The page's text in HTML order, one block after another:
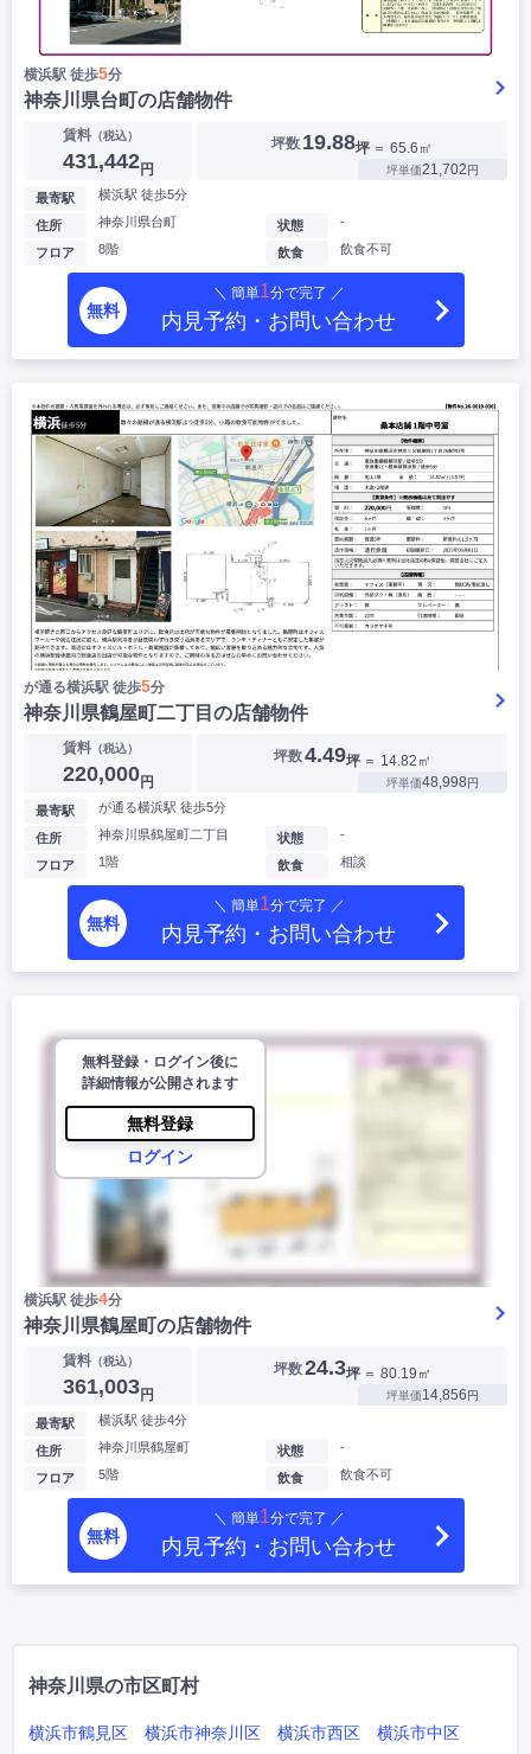
横浜駅 徒歩5分
神奈川県台町の店舗物件
賃料（税込）
431,442円
坪数 19.88坪 ＝ 65.6㎡
坪単価21,702円
最寄駅 横浜駅 徒歩5分
住所 神奈川県台町
フロア 8階
状態 -
飲食 飲食不可
無料
＼ 簡単1分で完了 ／
内見予約・お問い合わせ
が通る横浜駅 徒歩5分
神奈川県鶴屋町二丁目の店舗物件
賃料（税込）
220,000円
坪数4.49坪 ＝ 14.82㎡
坪単価48,998円
最寄駅 が通る横浜駅 徒歩5分
住所 神奈川県鶴屋町二丁目
フロア 1階
状態 -
飲食 相談
無料
＼ 簡単1分で完了 ／
内見予約・お問い合わせ
無料登録・ログイン後に
詳細情報が公開されます
無料登録
ログイン
横浜駅 徒歩4分
神奈川県鶴屋町の店舗物件
賃料（税込）
361,003円
坪数24.3坪 ＝ 80.19㎡
坪単価14,856円
最寄駅 横浜駅 徒歩4分
住所 神奈川県鶴屋町
フロア 5階
状態 -
飲食 飲食不可
無料
＼ 簡単1分で完了 ／
内見予約・お問い合わせ
神奈川県の市区町村
横浜市鶴見区 横浜市神奈川区 横浜市西区 横浜市中区